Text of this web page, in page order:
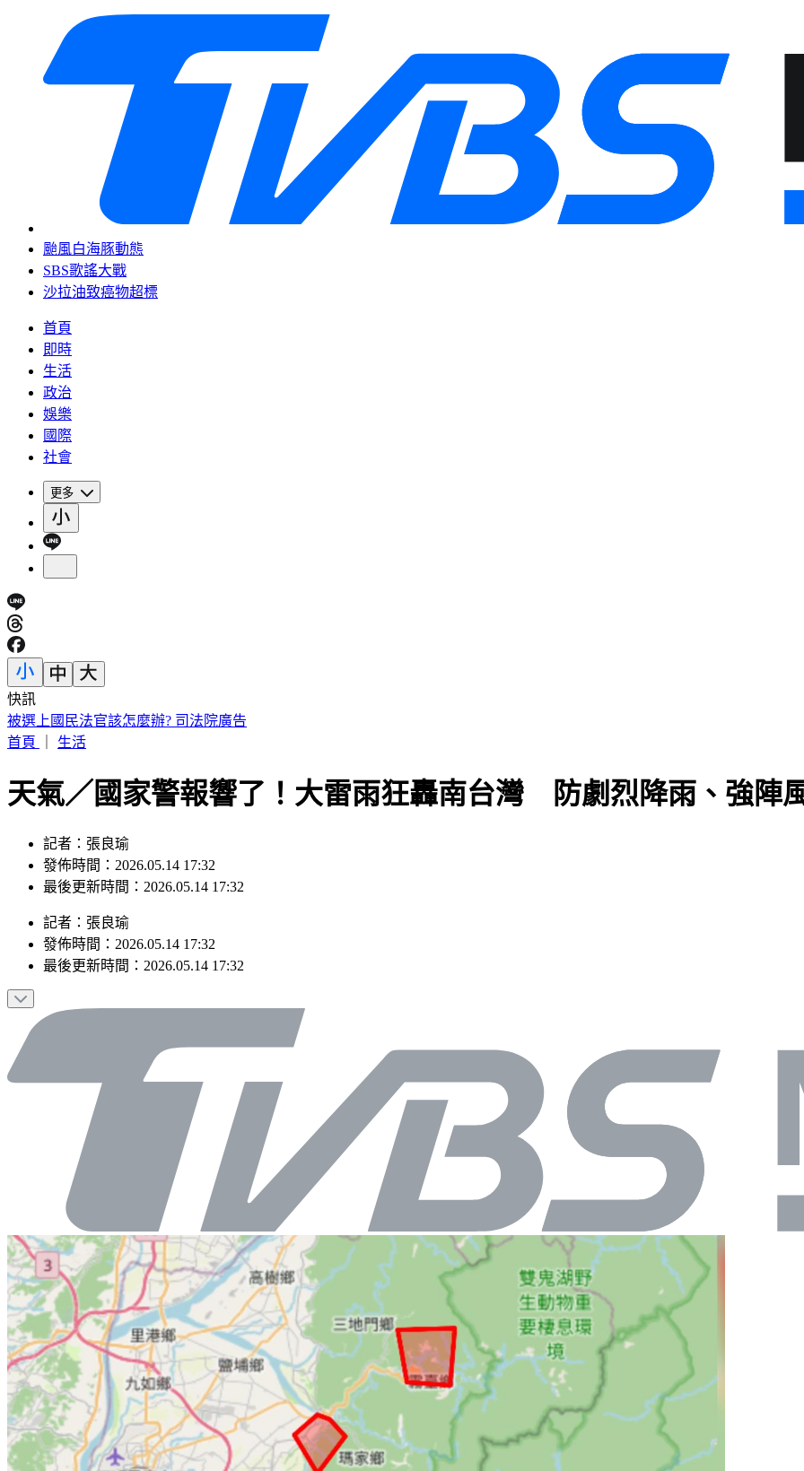
颱風白海豚動態
SBS歌謠大戰
沙拉油致癌物超標
首頁
即時
生活
政治
娛樂
國際
社會
更多
快訊
被選上國民法官該怎麼辦? 司法院廣告
首頁
生活
天氣／國家警報響了！大雷雨狂轟南台灣 防劇烈降雨、強陣
記者：張良瑜
發佈時間：2026.05.14 17:32
最後更新時間：2026.05.14 17:32
記者 ： 張良瑜
發佈時間： 2026.05.14 17:32
最後更新時間： 2026.05.14 17:32